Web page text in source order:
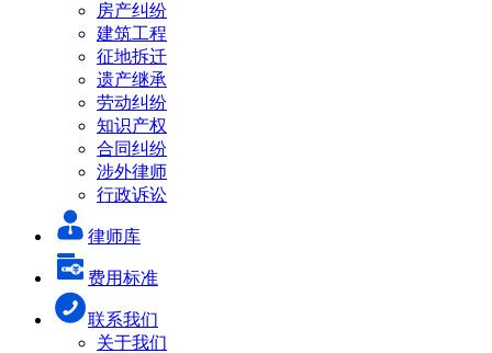
房产纠纷
建筑工程
征地拆迁
遗产继承
劳动纠纷
知识产权
合同纠纷
涉外律师
行政诉讼
律师库
费用标准
联系我们
关于我们